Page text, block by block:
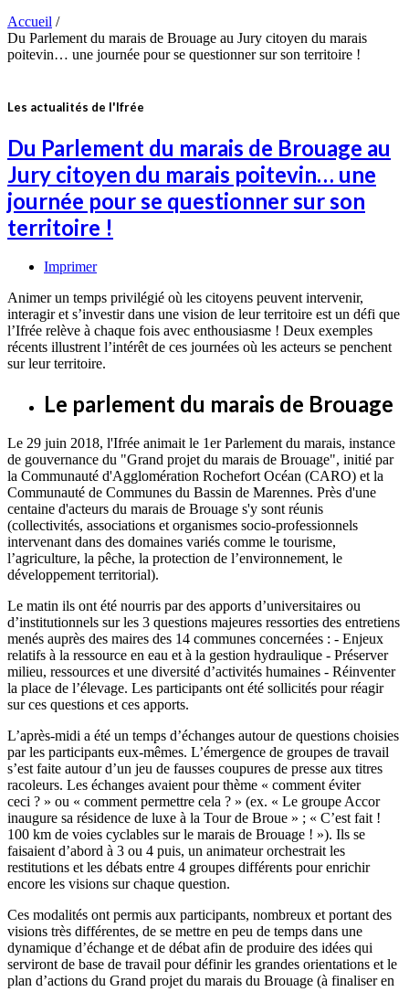
Accueil /
Du Parlement du marais de Brouage au Jury citoyen du marais
poitevin… une journée pour se questionner sur son territoire !
Les actualités de l'Ifrée
Du Parlement du marais de Brouage au
Jury citoyen du marais poitevin… une
journée pour se questionner sur son
territoire !
Imprimer
Animer un temps privilégié où les citoyens peuvent intervenir,
interagir et s’investir dans une vision de leur territoire est un défi que
l’Ifrée relève à chaque fois avec enthousiasme ! Deux exemples
récents illustrent l’intérêt de ces journées où les acteurs se penchent
sur leur territoire.
Le parlement du marais de Brouage
Le 29 juin 2018, l'Ifrée animait le 1er Parlement du marais, instance
de gouvernance du "Grand projet du marais de Brouage", initié par
la Communauté d'Agglomération Rochefort Océan (CARO) et la
Communauté de Communes du Bassin de Marennes. Près d'une
centaine d'acteurs du marais de Brouage s'y sont réunis
(collectivités, associations et organismes socio-professionnels
intervenant dans des domaines variés comme le tourisme,
l’agriculture, la pêche, la protection de l’environnement, le
développement territorial).
Le matin ils ont été nourris par des apports d’universitaires ou
d’institutionnels sur les 3 questions majeures ressorties des entretiens
menés auprès des maires des 14 communes concernées : - Enjeux
relatifs à la ressource en eau et à la gestion hydraulique - Préserver
milieu, ressources et une diversité d’activités humaines - Réinventer
la place de l’élevage. Les participants ont été sollicités pour réagir
sur ces questions et ces apports.
L’après-midi a été un temps d’échanges autour de questions choisies
par les participants eux-mêmes. L’émergence de groupes de travail
s’est faite autour d’un jeu de fausses coupures de presse aux titres
racoleurs. Les échanges avaient pour thème « comment éviter
ceci ? » ou « comment permettre cela ? » (ex. « Le groupe Accor
inaugure sa résidence de luxe à la Tour de Broue » ; « C’est fait !
100 km de voies cyclables sur le marais de Brouage ! »). Ils se
faisaient d’abord à 3 ou 4 puis, un animateur orchestrait les
restitutions et les débats entre 4 groupes différents pour enrichir
encore les visions sur chaque question.
Ces modalités ont permis aux participants, nombreux et portant des
visions très différentes, de se mettre en peu de temps dans une
dynamique d’échange et de débat afin de produire des idées qui
serviront de base de travail pour définir les grandes orientations et le
plan d’actions du Grand projet du marais du Brouage (à finaliser en